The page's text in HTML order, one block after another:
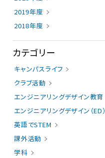
2019年度
2018年度
カテゴリー
キャンパスライフ
クラブ活動
エンジニアリングデザイン教育
エンジニアリングデザイン（ED）
英語でSTEM
課外活動
学科